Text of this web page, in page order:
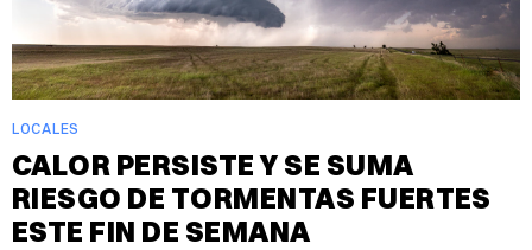
LOCALES
CALOR PERSISTE Y SE SUMA
RIESGO DE TORMENTAS FUERTES
ESTE FIN DE SEMANA